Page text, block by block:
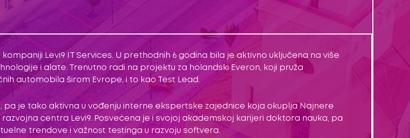
Levi9 IT Services. U prethodnih 6 godina bila je aktivno uključena na više
i alate. Trenutno radi na projektu za holandski Everon, koji pruža
automobila širom Evrope, i to kao Test Lead.
pa je tako aktivna u vođenju interne ekspertske zajednice koja okuplja Najnere
centra Levi9. Posvećena je i svojoj akademskoj karijeri doktora nauka, pa
trendove i važnost testinga u razvoju softvera.